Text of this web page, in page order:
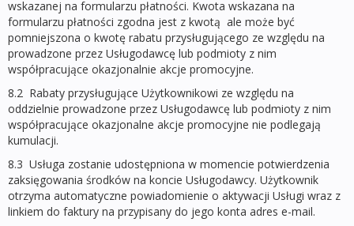
wskazanej na formularzu płatności. Kwota wskazana na
formularzu płatności zgodna jest z kwotą ale może być
pomniejszona o kwotę rabatu przysługującego ze względu na
prowadzone przez Usługodawcę lub podmioty z nim
współpracujące okazjonalnie akcje promocyjne.
8.2 Rabaty przysługujące Użytkownikowi ze względu na
oddzielnie prowadzone przez Usługodawcę lub podmioty z nim
współpracujące okazjonalne akcje promocyjne nie podlegają
kumulacji.
8.3 Usługa zostanie udostępniona w momencie potwierdzenia
zaksięgowania środków na koncie Usługodawcy. Użytkownik
otrzyma automatyczne powiadomienie o aktywacji Usługi wraz z
linkiem do faktury na przypisany do jego konta adres e-mail.